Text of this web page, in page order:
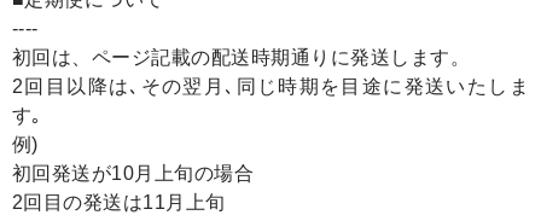
----
初回は、ページ記載の配送時期通りに発送します。
2回目以降は､その翌月､同じ時期を目途に発送いたしま
す｡
例)
初回発送が10月上旬の場合
2回目の発送は11月上旬